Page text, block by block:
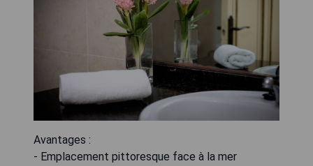
Avantages :
- Emplacement pittoresque face à la mer